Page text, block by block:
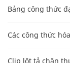
Bảng công thức
Các công thức
Clip lột tả chân